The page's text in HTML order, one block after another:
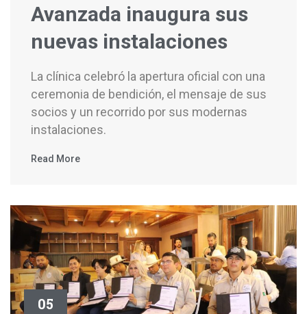
Avanzada inaugura sus
nuevas instalaciones
La clínica celebró la apertura oficial con una
ceremonia de bendición, el mensaje de sus
socios y un recorrido por sus modernas
instalaciones.
Read More
05